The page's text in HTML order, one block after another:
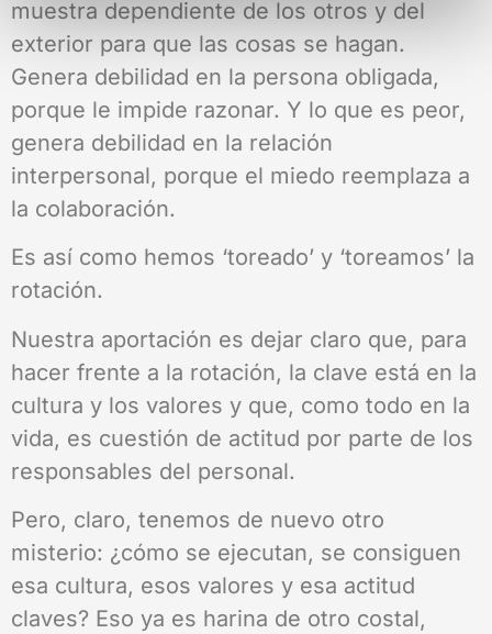
muestra dependiente de los otros y del
exterior para que las cosas se hagan.
Genera debilidad en la persona obligada,
porque le impide razonar. Y lo que es peor,
genera debilidad en la relación
interpersonal, porque el miedo reemplaza a
la colaboración.
Es así como hemos ‘toreado’ y ‘toreamos’ la
rotación.
Nuestra aportación es dejar claro que, para
hacer frente a la rotación, la clave está en la
cultura y los valores y que, como todo en la
vida, es cuestión de actitud por parte de los
responsables del personal.
Pero, claro, tenemos de nuevo otro
misterio: ¿cómo se ejecutan, se consiguen
esa cultura, esos valores y esa actitud
claves? Eso ya es harina de otro costal,